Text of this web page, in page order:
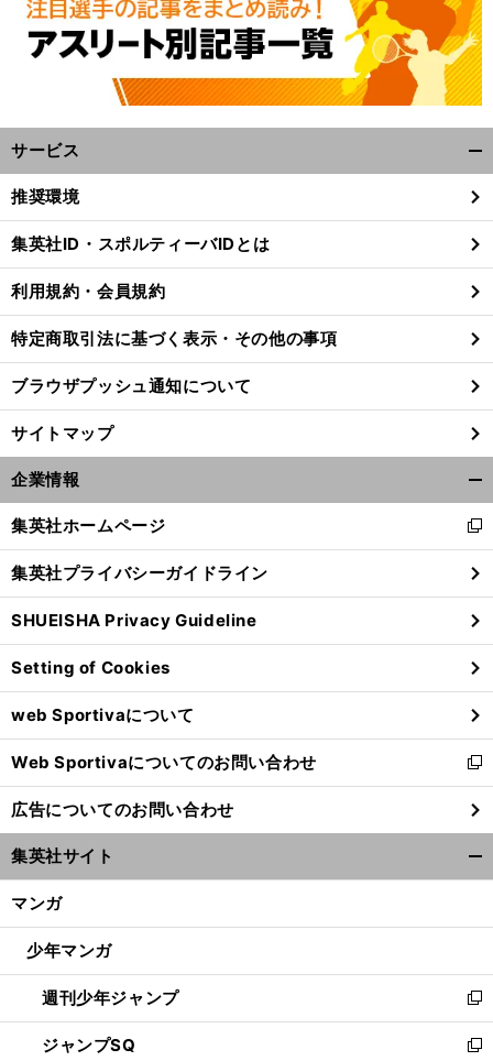
】
サ
」
前
サービス
閉
る
推奨環境
集英社ID・スポルティーバIDとは
利用規約・会員規約
特定商取引法に基づく表示・その他の事項
ブラウザプッシュ通知について
サイトマップ
企業情報
閉
る
集英社ホームページ
新
し
い
ウ
ィ
ン
ド
ウ
で
開
く
集英社プライバシーガイドライン
SHUEISHA Privacy Guideline
Setting of Cookies
web Sportivaについて
Web Sportivaについてのお問い合わせ
新
し
い
ウ
ィ
ン
ウ
開
く
広告についてのお問い合わせ
集英社サイト
マンガ
少年マンガ
週刊少年ジャンプ
新
し
い
ジャンプSQ
新